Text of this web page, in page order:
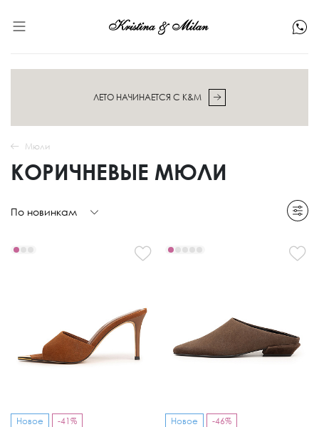
ЛЕТО НАЧИНАЕТСЯ С K&M
Мюли
КОРИЧНЕВЫЕ МЮЛИ
По новинкам
Новое -41% Новое -46%